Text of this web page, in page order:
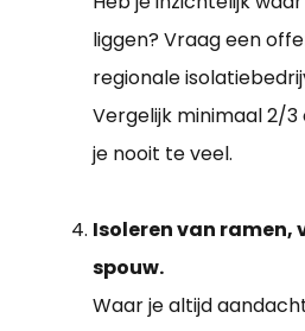
liggen? Vraag een
regionale
Vergelijk minimaal 2/
je nooit te veel.
Isoleren van ramen,
spouw.
Waar je altijd